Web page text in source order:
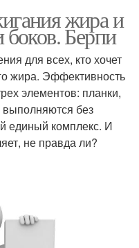
жира и
Берпи
для всех, кто хочет
жира. Эффективность
элементов: планки,
без
единый комплекс. И
не правда ли?